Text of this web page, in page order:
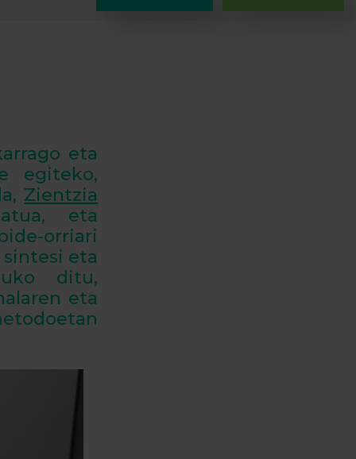
eta
egiteko,
Zientzia
eta
orriari
sintesi eta
ditu,
eta